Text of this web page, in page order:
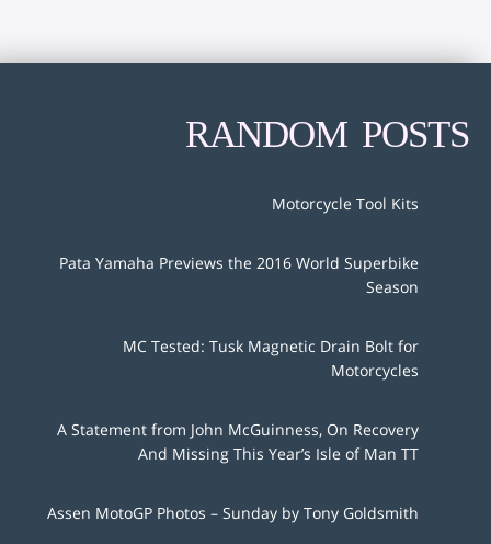
RANDOM POSTS
Motorcycle Tool Kits
Pata Yamaha Previews the 2016 World Superbike
Season
MC Tested: Tusk Magnetic Drain Bolt for
Motorcycles
A Statement from John McGuinness, On Recovery
And Missing This Year’s Isle of Man TT
Assen MotoGP Photos – Sunday by Tony Goldsmith